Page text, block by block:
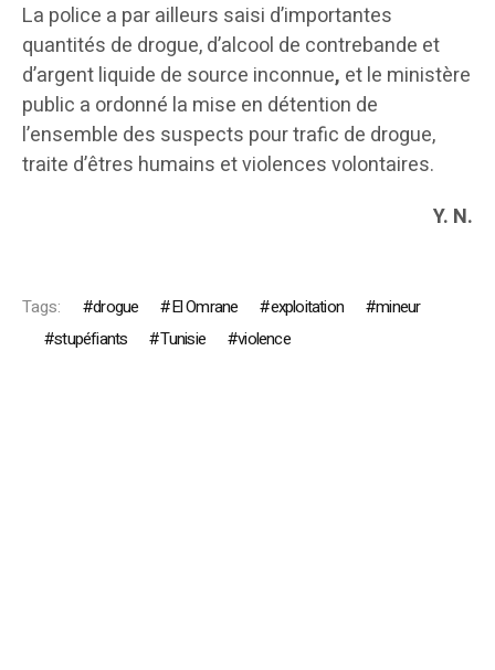
La police a par ailleurs saisi d’importantes
quantités de drogue, d’alcool de contrebande et
d’argent liquide de source inconnue, et le ministère
public a ordonné la mise en détention de
l’ensemble des suspects pour trafic de drogue,
traite d’êtres humains et violences volontaires.
Y. N.
Tags: drogue El Omrane exploitation
mineur
stupéfiants
Tunisie violence